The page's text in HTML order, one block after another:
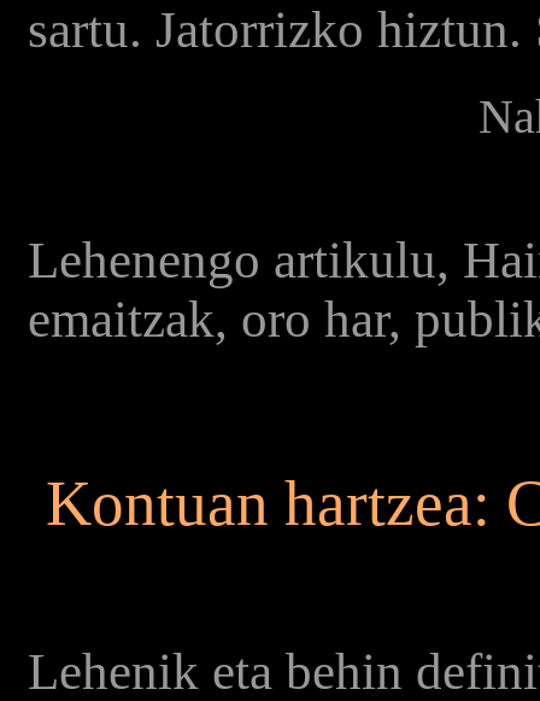
sartu. Jatorrizko hiztun.
Lehenengo artikulu,
emaitzak, oro har,
Kontuan hartzea:
Lehenik eta behin